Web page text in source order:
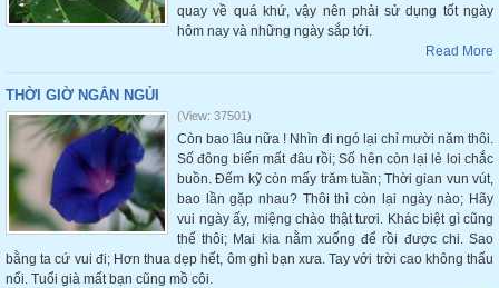
quay về quá khứ, vậy nên phải sử dụng tốt ngày
hôm nay và những ngày sắp tới.
Read More
THỜI GIỜ NGẮN NGỦI
(View: 37501)
Còn bao lâu nữa ! Nhìn đi ngó lại chỉ mười năm thôi.
Số đông biến mất đâu rồi; Số hên còn lại lẻ loi chắc
buồn. Đếm kỹ còn mấy trăm tuần; Thời gian vun vút,
bao lần gặp nhau? Thôi thì còn lại ngày nào; Hãy
vui ngày ấy, miệng chào thật tươi. Khác biệt gì cũng
thế thôi; Mai kia nằm xuống để rồi được chi. Sao
bằng ta cứ vui đi; Hơn thua dẹp hết, ôm ghì bạn xưa. Tay với trời cao không thấu
nổi. Tuổi già mất bạn cũng mồ côi.